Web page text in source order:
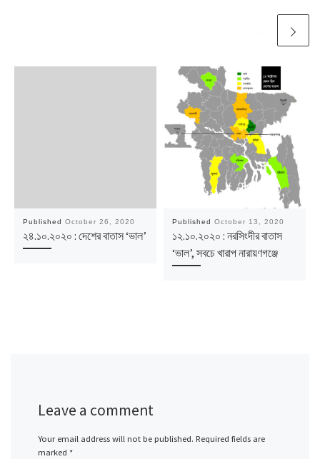
Published October 26, 2020
২৪.১০.২০২০ : দেশের বাতাস ‘ভাল’
Published October 13, 2020
১২.১০.২০২০ : নরসিংদীর বাতাস
‘ভাল’, সবচে খারাপ নারায়ণগঞ্জে
Leave a comment
Your email address will not be published. Required fields are
marked *